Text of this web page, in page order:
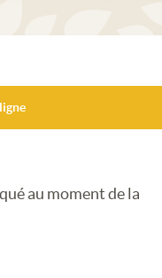
au moment de la